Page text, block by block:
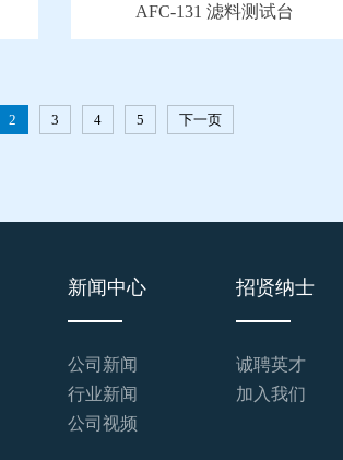
AFC-131 滤料测试台
2 3 4 5 下一页
新闻中心
公司新闻
行业新闻
公司视频
招贤纳士
诚聘英才
加入我们